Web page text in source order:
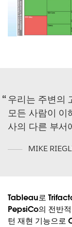
우리는 주변의
모든 사람이 이
사의 다른 부서
MIKE
Tableau로
PepsiCo의 전반
턴 재현 기능으로